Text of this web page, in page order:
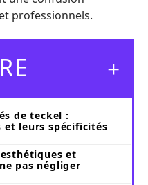
professionnels.
de teckel :
et leurs spécificités
et
pas négliger